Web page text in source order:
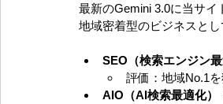
最新のGemini 3.0に当サイ
地域密着型のビジネスとし
SEO（検索エンジン
評価：地域No.1
AIO（AI検索最適化）